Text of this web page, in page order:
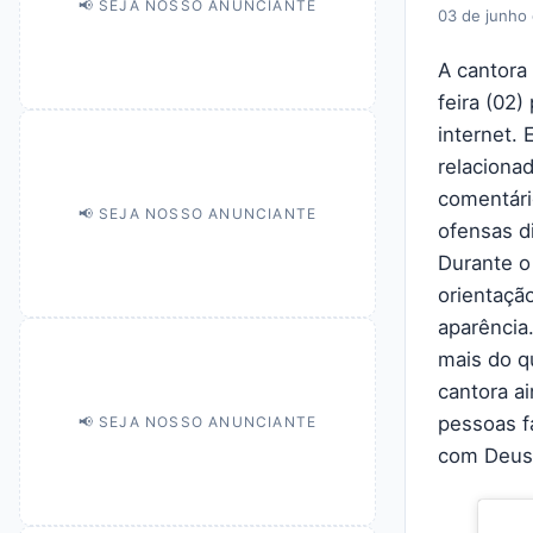
📢 SEJA NOSSO ANUNCIANTE
📢 SEJA NOSSO ANUNCIANTE
📢 SEJA NOSSO ANUNCIANTE
03 de junho
A
feira (02)
internet.
ofensas
Durante
mais do
cantora
pessoas
com